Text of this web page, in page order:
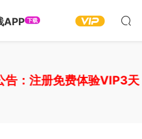
APP 下载
：注册免费体验VIP3天